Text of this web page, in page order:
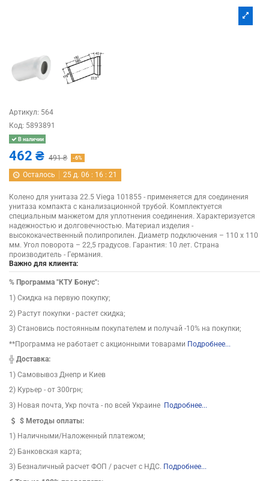
Артикул: 564
Код: 5893891
В наличии
462 ₴ 491 ₴ -6%
Осталось 25 д. 06 : 16 :21
Колено для унитаза 22.5 Viega 101855 - применяется для соединения
унитаза компакта с канализационной трубой. Комплектуется
специальным манжетом для уплотнения соединения. Характеризуется
надежностью и долговечностью. Материал изделия -
высококачественный полипропилен. Диаметр подключения – 110 х 110
мм. Угол поворота – 22,5 градусов. Гарантия: 10 лет. Cтрана
производитель - Германия.
Важно для клиента:
% Программа "КТУ Бонус":
1) Скидка на первую покупку;
2) Растут покупки - растет скидка;
3) Становись постоянным покупателем и получай -10% на покупки;
**Программа не работает с акционными товарами Подробнее...
╬ Доставка:
1) Самовывоз Днепр и Киев
2) Курьер - от 300грн;
3) Новая почта, Укр почта - по всей Украине Подробнее...
$Методы оплаты:
1) Наличными/Наложенный платежом;
2) Банковская карта;
3) Безналичный расчет ФОП / расчет с НДС. Подробнее...